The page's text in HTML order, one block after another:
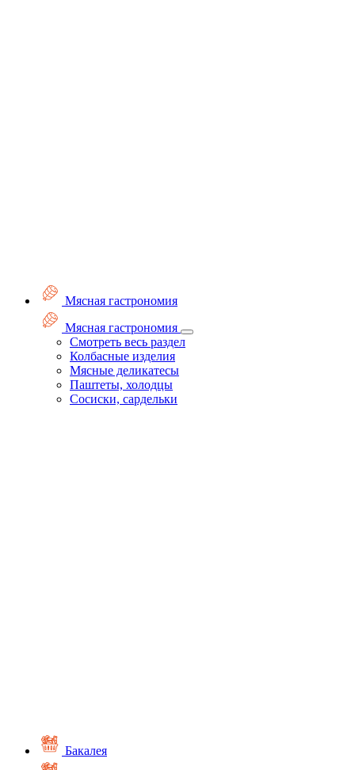
Мясная гастрономия
Мясная гастрономия
Смотреть весь раздел
Колбасные изделия
Мясные деликатесы
Паштеты, холодцы
Сосиски, сардельки
Бакалея